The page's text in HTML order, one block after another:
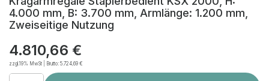
4.000 mm, B: 3.700 mm, Armlänge: 1.200 mm,
Zweiseitige Nutzung
4.810,66 €
zzgl.19% MwSt | Brutto:5.724,69 €